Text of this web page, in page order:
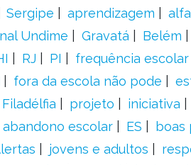
Sergipe aprendizagem
Undime
Gravatá Belém
RJ PI frequência escolar
fora da escola não pode
Filadélfia projeto iniciativa
abandono escolar ES boas
jovens e adultos